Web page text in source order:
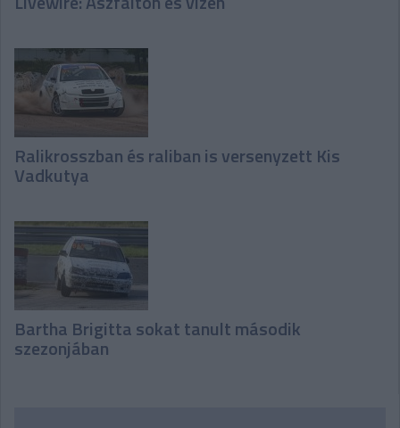
Ralikrosszban és raliban is versenyzett Kis
Vadkutya
Bartha Brigitta sokat tanult második
szezonjában